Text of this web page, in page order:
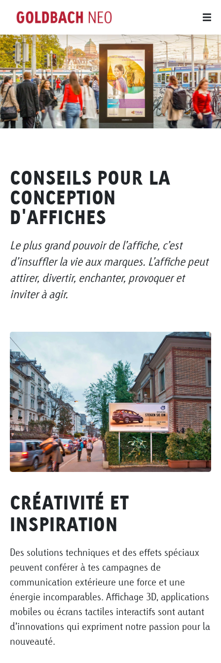
CONSEILS POUR LA
CONCEPTION
D'AFFICHES
Le plus grand pouvoir de l’affiche, c’est
d’insuffler la vie aux marques. L’affiche peut
attirer, divertir, enchanter, provoquer et
inviter à agir.
CRÉATIVITÉ ET
INSPIRATION
Des solutions techniques et des effets spéciaux
peuvent conférer à tes campagnes de
communication extérieure une force et une
énergie incomparables. Affichage 3D, applications
mobiles ou écrans tactiles interactifs sont autant
d’innovations qui expriment notre passion pour la
nouveauté.